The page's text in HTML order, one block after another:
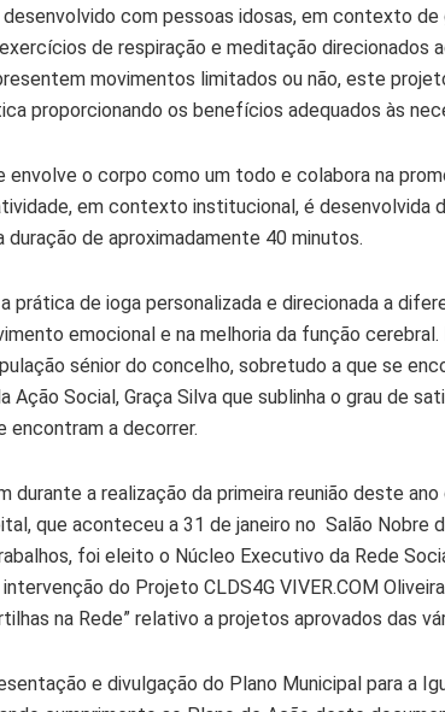
desenvolvido com pessoas idosas, em contexto
de respiração e meditação direcionados
movimentos limitados ou não, este
proporcionando os benefícios adequados às
envolve o corpo como um todo e colabora na
em contexto institucional, é desenvolvida
de aproximadamente 40 minutos.
prática de ioga personalizada e direcionada a
emocional e na melhoria da função
sénior do concelho, sobretudo a que se
Ação Social, Graça Silva que sublinha o grau de
encontram a decorrer.
a realização da primeira reunião deste
que aconteceu a 31 de janeiro no Salão Nobre
foi eleito o Núcleo Executivo da Rede
do Projeto CLDS4G VIVER.COM
na Rede” relativo a projetos aprovados das
e divulgação do Plano Municipal para a